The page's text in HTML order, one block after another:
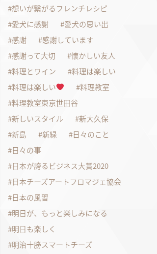
想いが繋がるフレンチレシピ
愛犬に感謝
愛犬の思い出
感謝
感謝しています
感謝って大切
懐かしい友人
料理とワイン
料理は楽しい
料理は楽しい
料理教室
料理教室東京世田谷
新しいスタイル
新大久保
新島
新緑
日々のこと
日々の事
日本が誇るビジネス大賞2020
日本チーズアートフロマジェ協会
日本の風習
明日が、もっと楽しみになる
明日も楽しく
明治十勝スマートチーズ